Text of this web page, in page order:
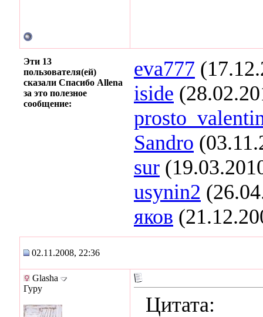
Эти 13
пользователя(ей)
сказали Спасибо Allena
за это полезное
сообщение:
eva777
iside
Sandro
sur
usynin2
яков
02.11.2008, 22:36
Glasha
Гуру
Цитата: